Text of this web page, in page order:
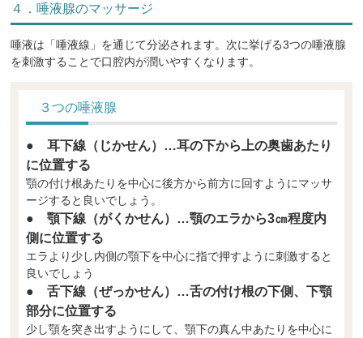
４．唾液腺のマッサージ
唾液は「唾液線」を通じて分泌されます。次に挙げる3つの唾液腺
を刺激することで口腔内が潤いやすくなります。
３つの唾液腺
● 耳下線（じかせん）…耳の下から上の奥歯あたり
に位置する
顎の付け根あたりを中心に後方から前方に回すようにマッサ
ージすると良いでしょう。
● 顎下線（がくかせん）…顎のエラから3㎝程度内
側に位置する
エラより少し内側の顎下を中心に指で押すように刺激すると
良いでしょう
● 舌下線（ぜっかせん）…舌の付け根の下側、下顎
部分に位置する
少し顎を突き出すようにして、顎下の真ん中あたりを中心に